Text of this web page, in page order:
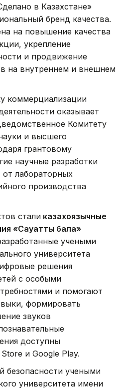
в Казахстане»
бренд качества.
на повышение качества
укрепление
и продвижение
на внутреннем и внешнем
коммерциализации
оказывает
Комитету
и высшего
грантовому
научные разработки
лабораторных
производства
стали казахоязычные
«Сауатты бала»
учеными
университета
решения
с особыми
и помогают
формировать
звуков
доступны
и Google Play.
безопасности учеными
университета имени